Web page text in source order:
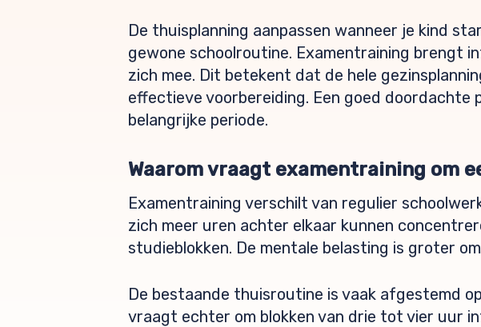
De thuisplanning aanpassen wanneer je kind
gewone schoolroutine. Examentraining brengt
zich mee. Dit betekent dat de hele
effectieve voorbereiding. Een goed
belangrijke periode.
Waarom vraagt examentraining om
Examentraining verschilt van regulier
zich meer uren achter elkaar kunnen
studieblokken. De mentale belasting is groter
De bestaande thuisroutine is vaak afgestemd
vraagt echter om blokken van drie tot vier uur